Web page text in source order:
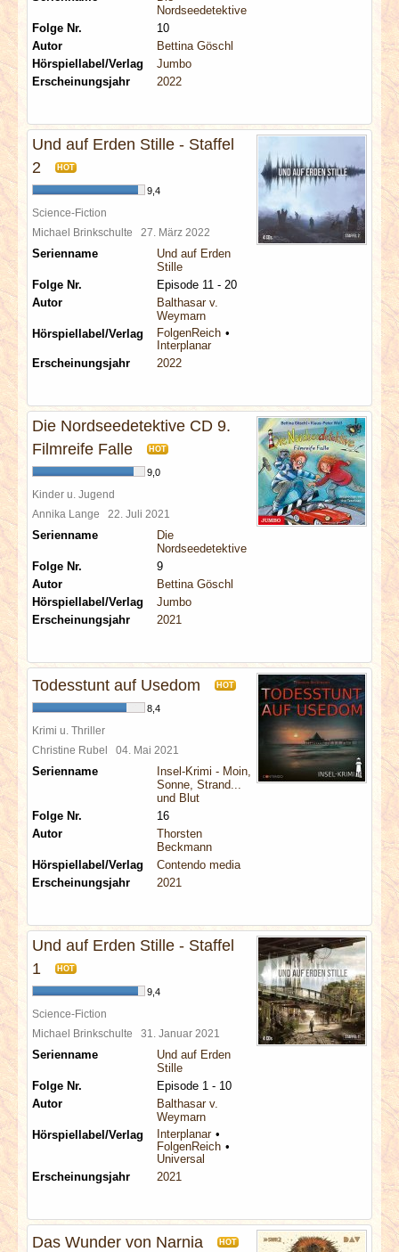
Nordseedetektive
Folge Nr.
10
Autor
Bettina Göschl
Hörspiellabel/Verlag
Jumbo
Erscheinungsjahr
2022
Und auf Erden Stille - Staffel
2
HOT
9,4
Science-Fiction
Michael Brinkschulte 27. März 2022
Serienname
Und auf Erden
Stille
Folge Nr.
Episode 11 - 20
Autor
Balthasar v.
Weymarn
Hörspiellabel/Verlag
FolgenReich
Interplanar
Erscheinungsjahr
2022
Die Nordseedetektive CD 9.
Filmreife Falle
HOT
9,0
Kinder u. Jugend
Annika Lange 22. Juli 2021
Serienname
Die
Nordseedetektive
Folge Nr.
9
Autor
Bettina Göschl
Hörspiellabel/Verlag
Jumbo
Erscheinungsjahr
2021
Todesstunt auf Usedom HOT
8,4
Krimi u. Thriller
Christine Rubel 04. Mai 2021
Serienname
Insel-Krimi - Moin,
Sonne, Strand...
und Blut
Folge Nr.
16
Autor
Thorsten
Beckmann
Hörspiellabel/Verlag
Contendo media
Erscheinungsjahr
2021
Und auf Erden Stille - Staffel
1
HOT
9,4
Science-Fiction
Michael Brinkschulte 31. Januar 2021
Serienname
Und auf Erden
Stille
Folge Nr.
Episode 1 - 10
Autor
Balthasar v.
Weymarn
Hörspiellabel/Verlag
Interplanar
FolgenReich
Universal
Erscheinungsjahr
2021
Das Wunder von Narnia HOT